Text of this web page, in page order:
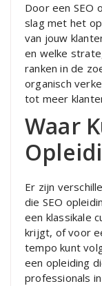
Door een SEO
slag met het
van jouw
en welke
ranken in de
organisch
tot meer
Waar
Er zijn
die SEO
een klassikale
krijgt, of voor
tempo kunt
een opleiding
professionals